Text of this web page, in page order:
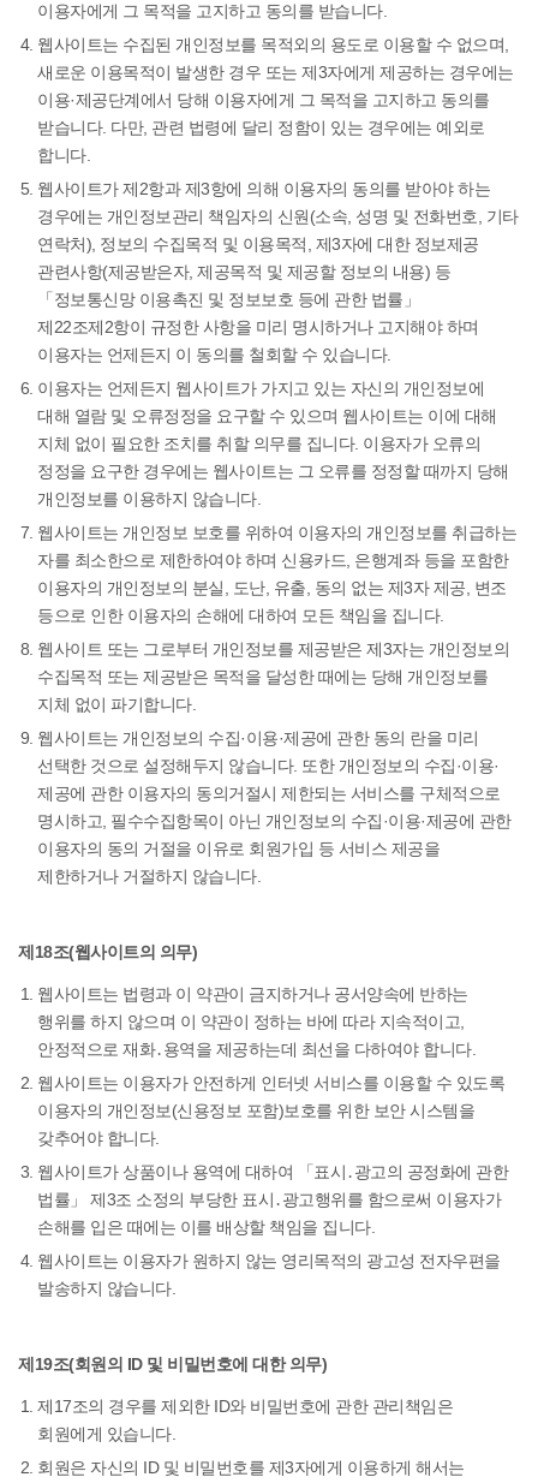
이용자에게 그 목적을 고지하고 동의를 받습니다.
웹사이트는 수집된 개인정보를 목적외의 용도로 이용할 수 없으며,
새로운 이용목적이 발생한 경우 또는 제3자에게 제공하는 경우에는
이용·제공단계에서 당해 이용자에게 그 목적을 고지하고 동의를
받습니다. 다만, 관련 법령에 달리 정함이 있는 경우에는 예외로
합니다.
웹사이트가 제2항과 제3항에 의해 이용자의 동의를 받아야 하는
경우에는 개인정보관리 책임자의 신원(소속, 성명 및 전화번호, 기타
연락처), 정보의 수집목적 및 이용목적, 제3자에 대한 정보제공
관련사항(제공받은자, 제공목적 및 제공할 정보의 내용) 등
「정보통신망 이용촉진 및 정보보호 등에 관한 법률」
제22조제2항이 규정한 사항을 미리 명시하거나 고지해야 하며
이용자는 언제든지 이 동의를 철회할 수 있습니다.
이용자는 언제든지 웹사이트가 가지고 있는 자신의 개인정보에
대해 열람 및 오류정정을 요구할 수 있으며 웹사이트는 이에 대해
지체 없이 필요한 조치를 취할 의무를 집니다. 이용자가 오류의
정정을 요구한 경우에는 웹사이트는 그 오류를 정정할 때까지 당해
개인정보를 이용하지 않습니다.
웹사이트는 개인정보 보호를 위하여 이용자의 개인정보를 취급하는
자를 최소한으로 제한하여야 하며 신용카드, 은행계좌 등을 포함한
이용자의 개인정보의 분실, 도난, 유출, 동의 없는 제3자 제공, 변조
등으로 인한 이용자의 손해에 대하여 모든 책임을 집니다.
웹사이트 또는 그로부터 개인정보를 제공받은 제3자는 개인정보의
수집목적 또는 제공받은 목적을 달성한 때에는 당해 개인정보를
지체 없이 파기합니다.
웹사이트는 개인정보의 수집·이용·제공에 관한 동의 란을 미리
선택한 것으로 설정해두지 않습니다. 또한 개인정보의 수집·이용·
제공에 관한 이용자의 동의거절시 제한되는 서비스를 구체적으로
명시하고, 필수수집항목이 아닌 개인정보의 수집·이용·제공에 관한
이용자의 동의 거절을 이유로 회원가입 등 서비스 제공을
제한하거나 거절하지 않습니다.
제18조(웹사이트의 의무)
웹사이트는 법령과 이 약관이 금지하거나 공서양속에 반하는
행위를 하지 않으며 이 약관이 정하는 바에 따라 지속적이고,
안정적으로 재화․용역을 제공하는데 최선을 다하여야 합니다.
웹사이트는 이용자가 안전하게 인터넷 서비스를 이용할 수 있도록
이용자의 개인정보(신용정보 포함)보호를 위한 보안 시스템을
갖추어야 합니다.
웹사이트가 상품이나 용역에 대하여 「표시․광고의 공정화에 관한
법률」 제3조 소정의 부당한 표시․광고행위를 함으로써 이용자가
손해를 입은 때에는 이를 배상할 책임을 집니다.
웹사이트는 이용자가 원하지 않는 영리목적의 광고성 전자우편을
발송하지 않습니다.
제19조(회원의 ID 및 비밀번호에 대한 의무)
제17조의 경우를 제외한 ID와 비밀번호에 관한 관리책임은
회원에게 있습니다.
회원은 자신의 ID 및 비밀번호를 제3자에게 이용하게 해서는